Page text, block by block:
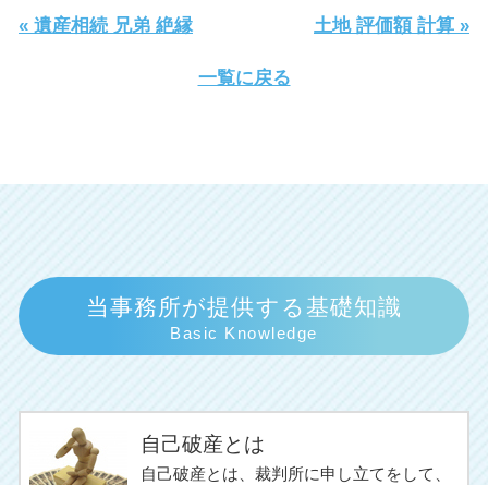
« 遺産相続 兄弟 絶縁 土地 評価額 計算 »
一覧に戻る
当事務所が提供する基礎知識
Basic Knowledge
自己破産とは
自己破産とは、裁判所に申し立てをして、